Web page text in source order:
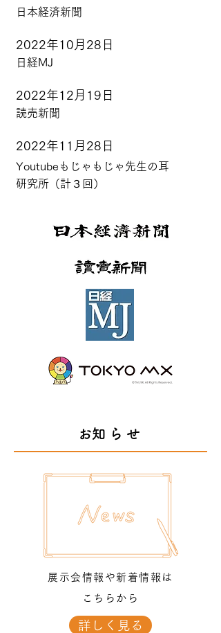
日本経済新聞
2022年10月28日
日経MJ
2022年12月19日
読売新聞
2022年11月28日
Youtubeもじゃもじゃ先生の耳
研究所（計３回）
​お知らせ
展示会情報や新着情報は
こちらから
詳しく見る